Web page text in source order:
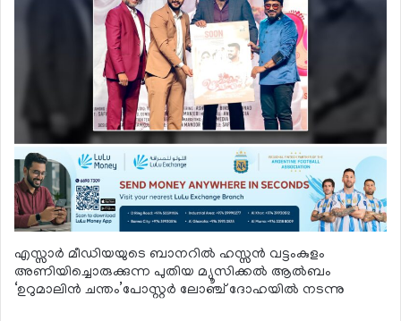
എസ്സാര്‍ മീഡിയയുടെ ബാനറില്‍ ഹസ്സന്‍ വട്ടംകുളം
അണിയിച്ചൊരുക്കുന്ന പുതിയ മ്യൂസിക്കല്‍ ആല്‍ബം
‘ഉറുമാലിന്‍ ചന്തം’പോസ്റ്റര്‍ ലോഞ്ച് ദോഹയില്‍ നടന്നു